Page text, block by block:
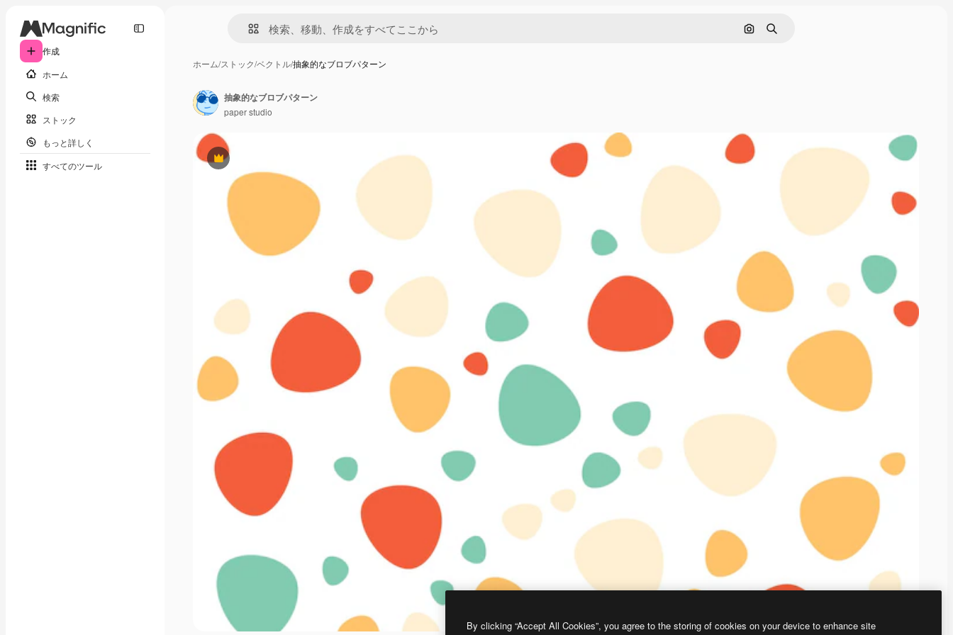
作成
ホーム
検索
ストック
もっと詳しく
すべてのツール
画像で検索
検索
ホーム/ストック/ベクトル/抽象的なブロブパターン
Premium
抽象的なブロブパターン
paper studio
By clicking “Accept All Cookies”, you agree to the storing of cookies on your device to enhance site